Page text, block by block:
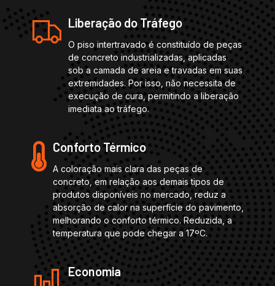
Liberação do Tráfego
O piso intertravado é constituído de peças
de concreto industrializadas, aplicadas
sob a camada de areia e travadas em suas
extremidades. Por isso, não necessita de
execução de cura, permitindo a liberação
imediata ao tráfego.
Conforto Térmico
A coloração mais clara das peças de
concreto, em relação aos demais tipos de
produtos disponíveis no mercado, reduz a
absorção de calor na superfície do pavimento,
melhorando o conforto térmico. Reduzida, a
temperatura que pode chegar a 17ºC.
Economia